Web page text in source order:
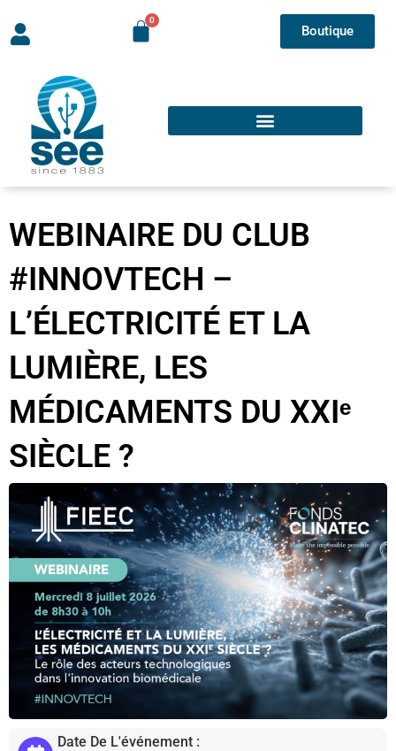
Boutique
WEBINAIRE DU CLUB
#INNOVTECH –
L’ÉLECTRICITÉ ET LA
LUMIÈRE, LES
MÉDICAMENTS DU XXIᵉ
SIÈCLE ?
Date De L'événement :